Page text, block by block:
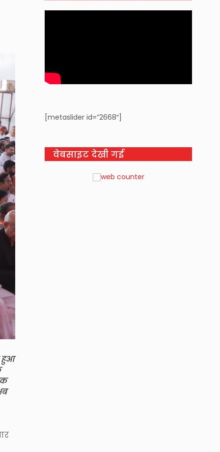
हुआ
[metaslider id=”2668″]
वेबसाइट देखी गई